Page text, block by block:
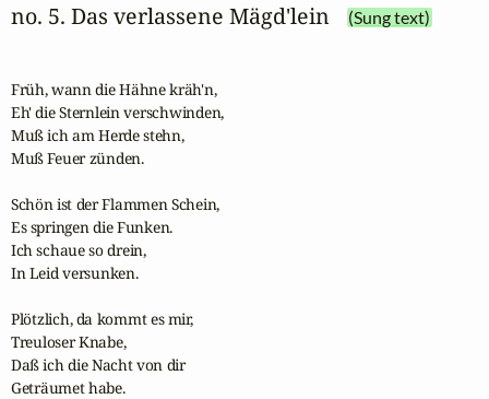
no. 5. Das verlassene Mägd'lein
(Sung text)
Früh, wann die Hähne kräh'n,
Eh' die Sternlein verschwinden,
Muß ich am Herde stehn,
Muß Feuer zünden.
Schön ist der Flammen Schein,
Es springen die Funken.
Ich schaue so drein,
In Leid versunken.
Plötzlich, da kommt es mir,
Treuloser Knabe,
Daß ich die Nacht von dir
Geträumet habe.